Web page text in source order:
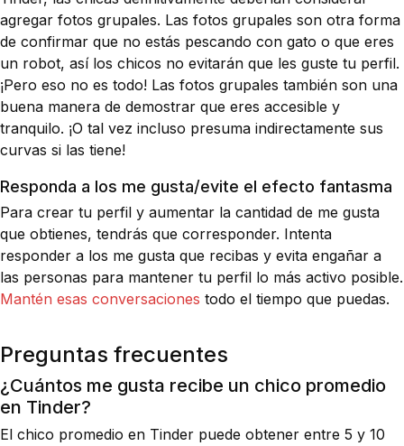
agregar fotos grupales. Las fotos grupales son otra forma
de confirmar que no estás pescando con gato o que eres
un robot, así los chicos no evitarán que les guste tu perfil.
¡Pero eso no es todo! Las fotos grupales también son una
buena manera de demostrar que eres accesible y
tranquilo. ¡O tal vez incluso presuma indirectamente sus
curvas si las tiene!
Responda a los me gusta/evite el efecto fantasma
Para crear tu perfil y aumentar la cantidad de me gusta
que obtienes, tendrás que corresponder. Intenta
responder a los me gusta que recibas y evita engañar a
las personas para mantener tu perfil lo más activo posible.
Mantén esas conversaciones todo el tiempo que puedas.
Preguntas frecuentes
¿Cuántos me gusta recibe un chico promedio
en Tinder?
El chico promedio en Tinder puede obtener entre 5 y 10